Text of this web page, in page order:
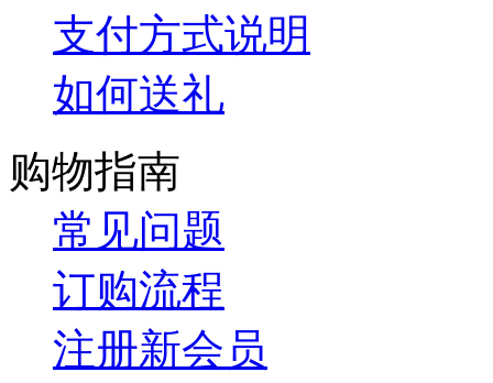
支付方式说明
如何送礼
购物指南
常见问题
订购流程
注册新会员